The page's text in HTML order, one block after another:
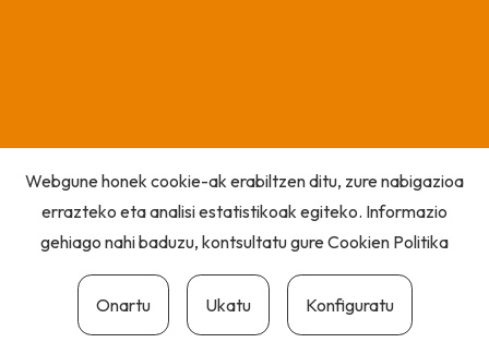
Webgune honek cookie-ak erabiltzen ditu, zure nabigazioa
errazteko eta analisi estatistikoak egiteko. Informazio
gehiago nahi baduzu, kontsultatu gureCookien Politika
Onartu Ukatu Konfiguratu